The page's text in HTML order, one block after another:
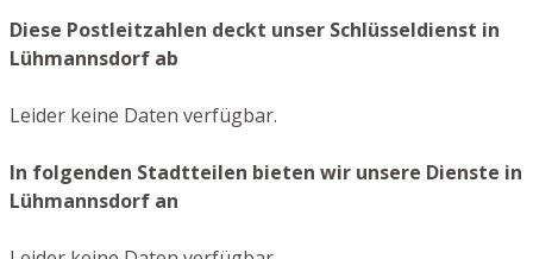
Diese Postleitzahlen deckt unser Schlüsseldienst in
Lühmannsdorf ab
Leider keine Daten verfügbar.
In folgenden Stadtteilen bieten wir unsere Dienste in
Lühmannsdorf an